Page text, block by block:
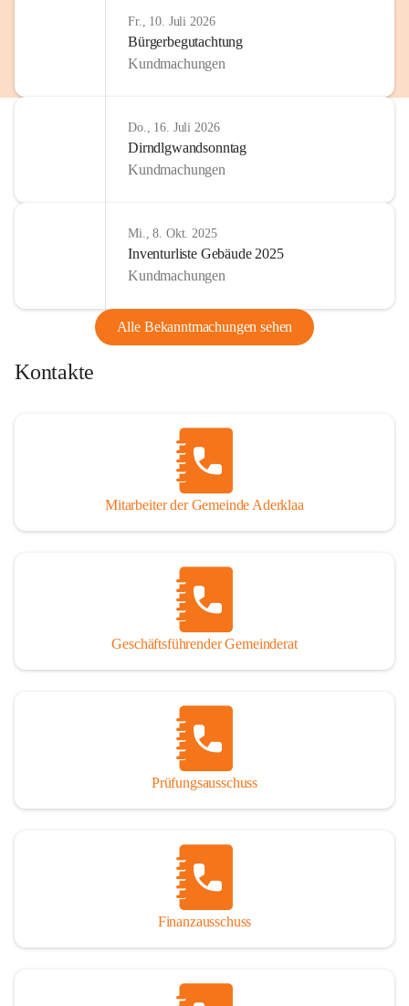
Fr., 10. Juli 2026
Bürgerbegutachtung
Kundmachungen
Do., 16. Juli 2026
Dirndlgwandsonntag
Kundmachungen
Mi., 8. Okt. 2025
Inventurliste Gebäude 2025
Kundmachungen
Alle Bekanntmachungen sehen
Kontakte
Mitarbeiter der Gemeinde Aderklaa
Geschäftsführender Gemeinderat
Prüfungsausschuss
Finanzausschuss